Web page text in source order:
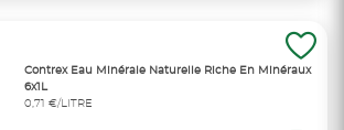
Contrex Eau Minérale Naturelle Riche En Minéraux
6x1L
0,71 €/LITRE